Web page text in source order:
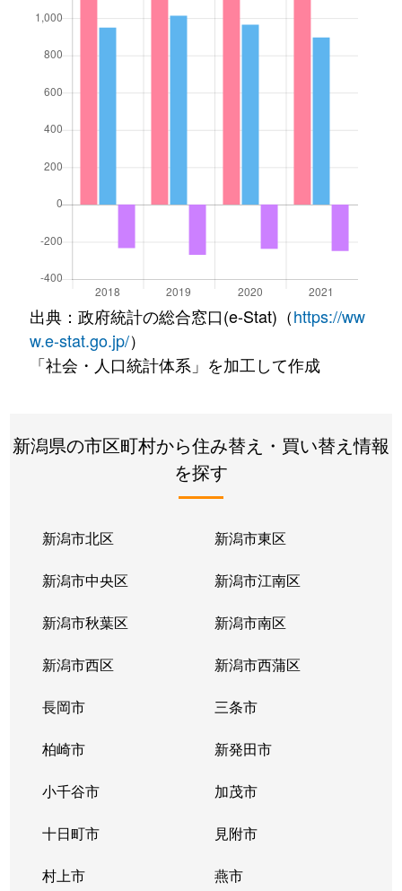
出典：政府統計の総合窓口(e-Stat)（https://ww
w.e-stat.go.jp/）
「社会・人口統計体系」を加工して作成
新潟県の市区町村から住み替え・買い替え情報
を探す
新潟市北区 新潟市東区
新潟市中央区 新潟市江南区
新潟市秋葉区 新潟市南区
新潟市西区 新潟市西蒲区
長岡市 三条市
柏崎市 新発田市
小千谷市 加茂市
十日町市 見附市
村上市 燕市